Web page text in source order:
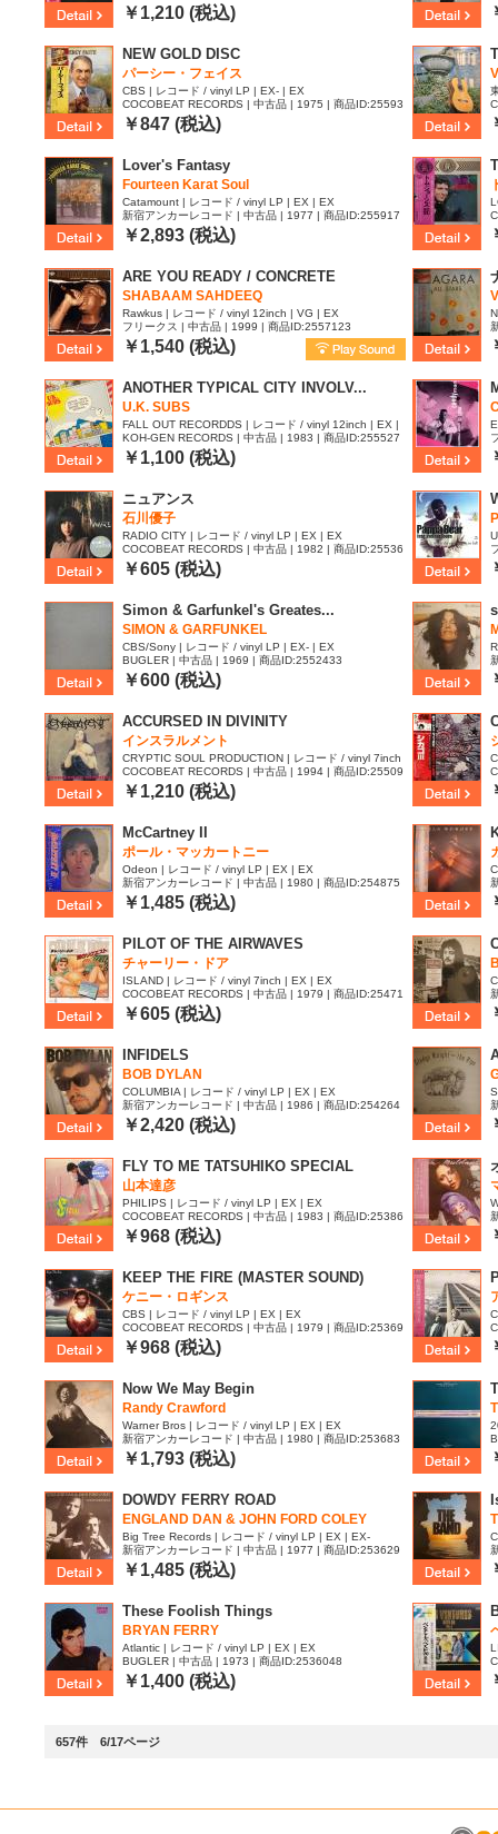
72
￥1,210 (税込)
NEW GOLD DISC
パーシー・フェイス
CBS | レコード / vinyl LP | EX- | EX
COCOBEAT RECORDS | 中古品 | 1975 | 商品ID:25593
09
￥847 (税込)
Lover's Fantasy
Fourteen Karat Soul
Catamount | レコード / vinyl LP | EX | EX
新宿アンカーレコード | 中古品 | 1977 | 商品ID:255917
6￥2,893 (税込)
ARE YOU READY / CONCRETE
SHABAAM SAHDEEQ
Rawkus | レコード / vinyl 12inch | VG | EX
フリークス | 中古品 | 1999 | 商品ID:2557123
￥1,540 (税込)
8
ANOTHER TYPICAL CITY INVOLV...
U.K. SUBS
FALL OUT RECORDDS | レコード / vinyl 12inch | EX |
EX
KOH-GEN RECORDS | 中古品 | 1983 | 商品ID:255527
8￥1,100 (税込)
ニュアンス
石川優子
RADIO CITY | レコード / vinyl LP | EX | EX
COCOBEAT RECORDS | 中古品 | 1982 | 商品ID:25536
01
￥605 (税込)
Simon & Garfunkel's Greates...
SIMON & GARFUNKEL
CBS/Sony | レコード / vinyl LP | EX- | EX
BUGLER | 中古品 | 1969 | 商品ID:2552433
￥600 (税込)
ACCURSED IN DIVINITY
インスラルメント
CRYPTIC SOUL PRODUCTION | レコード / vinyl 7inch
| EX | EX
COCOBEAT RECORDS | 中古品 | 1994 | 商品ID:25509
82
￥1,210 (税込)
McCartney II
ポール・マッカートニー
Odeon | レコード / vinyl LP | EX | EX
新宿アンカーレコード | 中古品 | 1980 | 商品ID:254875
1￥1,485 (税込)
3
PILOT OF THE AIRWAVES
チャーリー・ドア
ISLAND | レコード / vinyl 7inch | EX | EX
COCOBEAT RECORDS | 中古品 | 1979 | 商品ID:25471
54
￥605 (税込)
1
INFIDELS
BOB DYLAN
COLUMBIA | レコード / vinyl LP | EX | EX
新宿アンカーレコード | 中古品 | 1986 | 商品ID:254264
0￥2,420 (税込)
6
FLY TO ME TATSUHIKO SPECIAL
山本達彦
PHILIPS | レコード / vinyl LP | EX | EX
COCOBEAT RECORDS | 中古品 | 1983 | 商品ID:25386
05
￥968 (税込)
0
KEEP THE FIRE (MASTER SOUND)
ケニー・ロギンス
CBS | レコード / vinyl LP | EX | EX
COCOBEAT RECORDS | 中古品 | 1979 | 商品ID:25369
16
￥968 (税込)
Now We May Begin
Randy Crawford
Warner Bros | レコード / vinyl LP | EX | EX
新宿アンカーレコード | 中古品 | 1980 | 商品ID:253683
9￥1,793 (税込)
DOWDY FERRY ROAD
ENGLAND DAN & JOHN FORD COLEY
Big Tree Records | レコード / vinyl LP | EX | EX-
新宿アンカーレコード | 中古品 | 1977 | 商品ID:253629
0￥1,485 (税込)
8
These Foolish Things
BRYAN FERRY
Atlantic | レコード / vinyl LP | EX | EX
BUGLER | 中古品 | 1973 | 商品ID:2536048
￥1,400 (税込)
657件 6/17ページ